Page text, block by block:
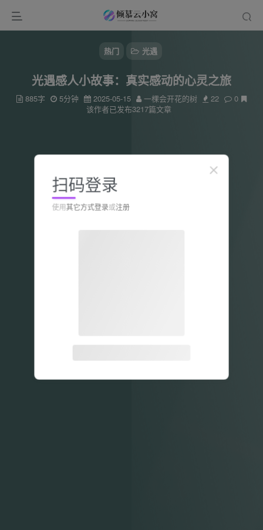
热门 光遇
光遇感人小故事：真实感动的心灵之旅
885字 5分钟 2025-05-15 一棵会开花的树 22
0
该作者已发布3217篇文章
扫码登录
使用其它方式登录或注册